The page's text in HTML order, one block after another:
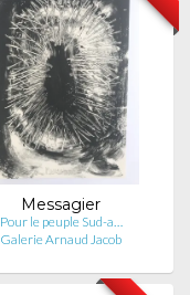
Messagier
Pour le peuple Sud-a…
Galerie Arnaud Jacob